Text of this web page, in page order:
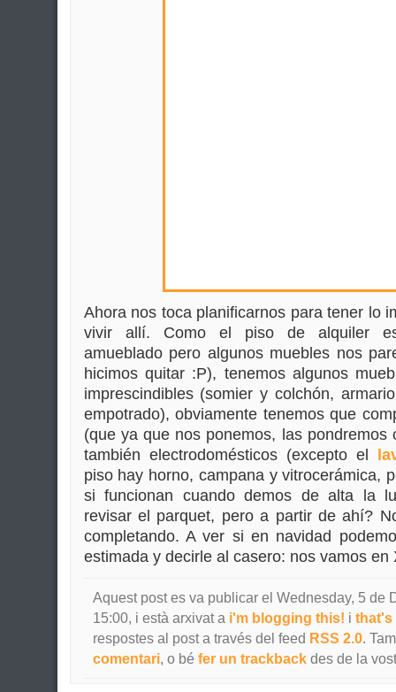
Ahora nos toca planificarnos para tener lo
vivir allí. Como el piso de alquiler
amueblado pero algunos muebles nos
hicimos quitar :P), tenemos algunos
imprescindibles (somier y colchón,
empotrado), obviamente tenemos que
(que ya que nos ponemos, las pondremos
también electrodomésticos (excepto el
piso hay horno, campana y vitrocerámica,
si funcionan cuando demos de alta la
revisar el parquet, pero a partir de ahí?
completando. A ver si en navidad
estimada y decirle al casero: nos vamos en
Aquest post es va publicar el Wednesday, 5 de
15:00, i està arxivat a i'm blogging this! i that's
respostes al post a través del feed RSS 2.0.
comentari, o bé fer un trackbackdes de la